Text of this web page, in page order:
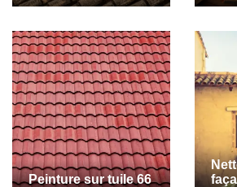
Peinture sur tuile 66